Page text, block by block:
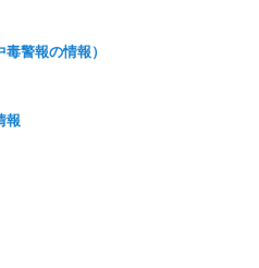
警報の情報）
報